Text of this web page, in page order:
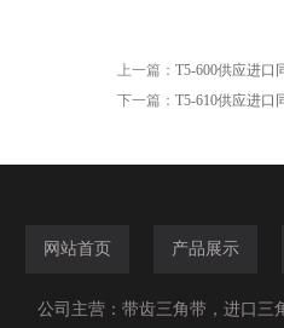
上一篇： T5-600供应进口
下一篇： T5-610供应进口
网站首页 产品展示
公司主营：带齿三角带，进口三